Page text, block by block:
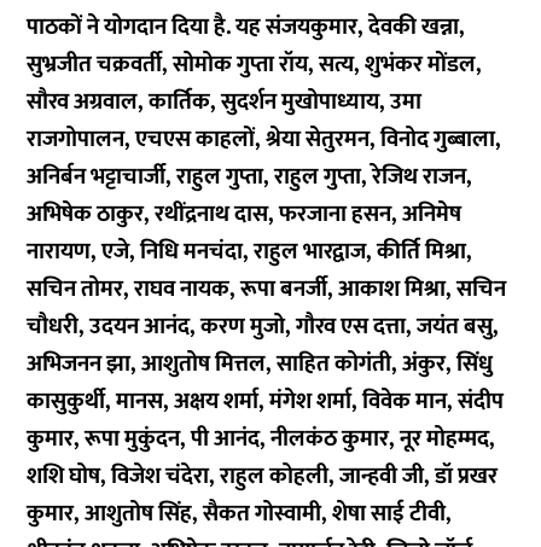
पाठकों ने योगदान दिया है. यह संजयकुमार, देवकी खन्ना,
सुभ्रजीत चक्रवर्ती, सोमोक गुप्ता रॉय, सत्य, शुभंकर मोंडल,
सौरव अग्रवाल, कार्तिक, सुदर्शन मुखोपाध्याय, उमा
राजगोपालन, एचएस काहलों, श्रेया सेतुरमन, विनोद गुब्बाला,
अनिर्बन भट्टाचार्जी, राहुल गुप्ता, राहुल गुप्ता, रेजिथ राजन,
अभिषेक ठाकुर, रथींद्रनाथ दास, फरजाना हसन, अनिमेष
नारायण, एजे, निधि मनचंदा, राहुल भारद्वाज, कीर्ति मिश्रा,
सचिन तोमर, राघव नायक, रूपा बनर्जी, आकाश मिश्रा, सचिन
चौधरी, उदयन आनंद, करण मुजो, गौरव एस दत्ता, जयंत बसु,
अभिजनन झा, आशुतोष मित्तल, साहित कोगंती, अंकुर, सिंधु
कासुकुर्थी, मानस, अक्षय शर्मा, मंगेश शर्मा, विवेक मान, संदीप
कुमार, रूपा मुकुंदन, पी आनंद, नीलकंठ कुमार, नूर मोहम्मद,
शशि घोष, विजेश चंदेरा, राहुल कोहली, जान्हवी जी, डॉ प्रखर
कुमार, आशुतोष सिंह, सैकत गोस्वामी, शेषा साई टीवी,